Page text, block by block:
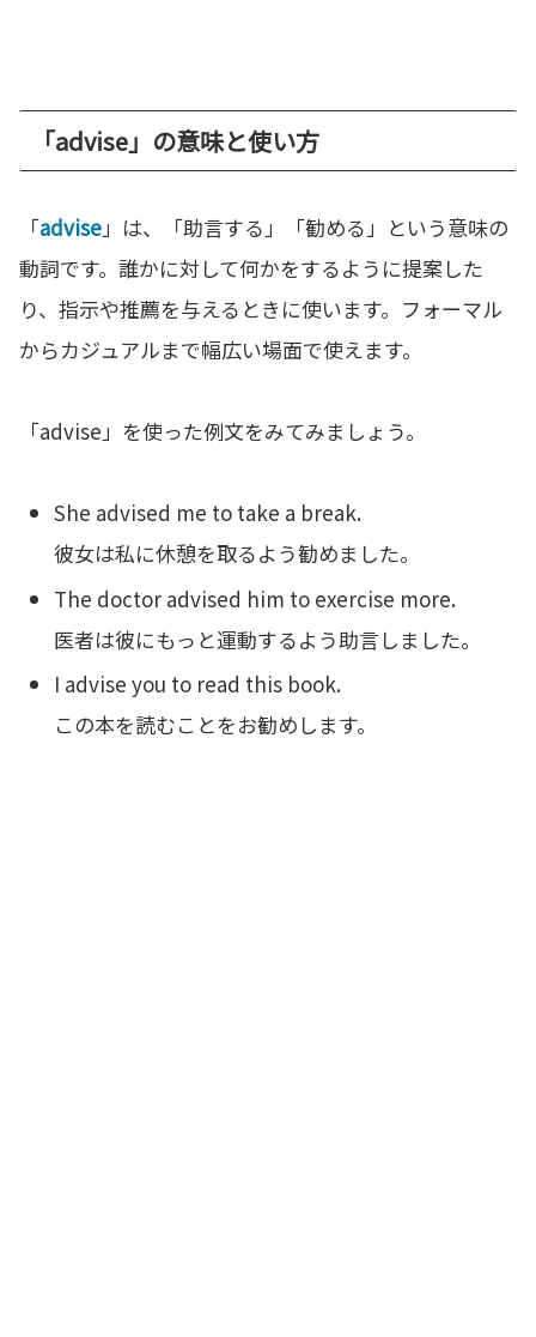
「advise」の意味と使い方
「advise」は、「助言する」「勧める」という意味の
動詞です。誰かに対して何かをするように提案した
り、指示や推薦を与えるときに使います。フォーマル
からカジュアルまで幅広い場面で使えます。
「advise」を使った例文をみてみましょう。
She advised me to take a break.
彼女は私に休憩を取るよう勧めました。
The doctor advised him to exercise more.
医者は彼にもっと運動するよう助言しました。
I advise you to read this book.
この本を読むことをお勧めします。